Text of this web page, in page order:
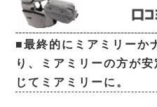
■最終的にミアミリーか
り、ミアミリーの方が
じてミアミリーに。